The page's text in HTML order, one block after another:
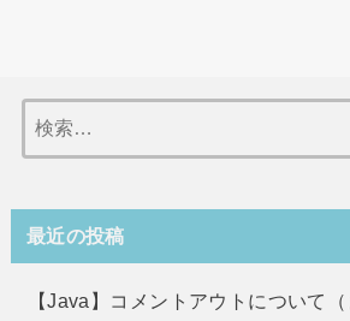
索:
最近の投稿
【Java】コメントアウトについて